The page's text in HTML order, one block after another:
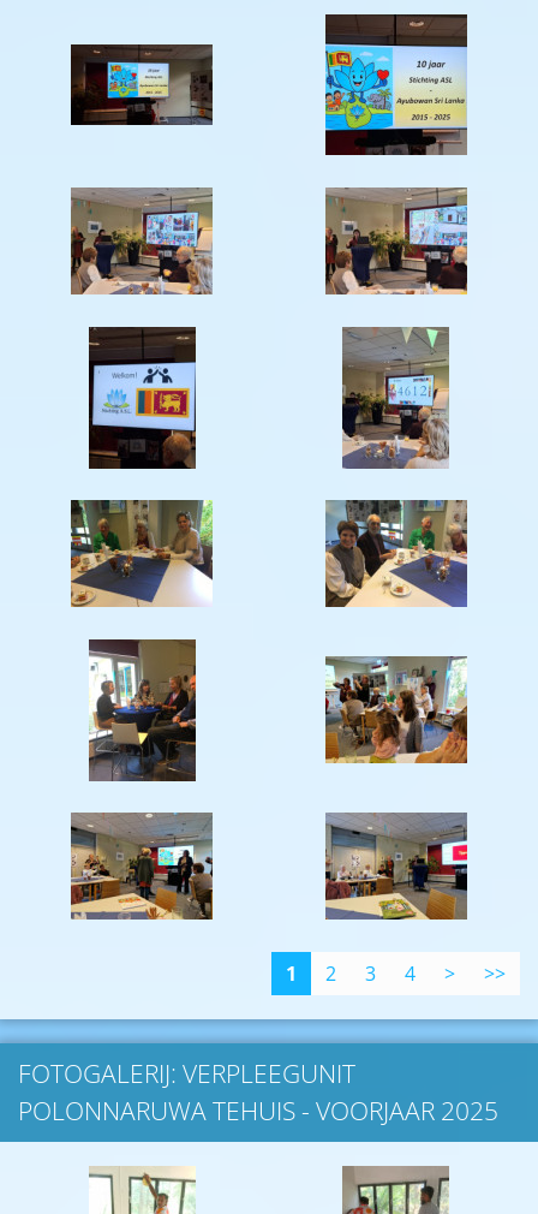
1 2 3 4 > >>
FOTOGALERIJ: VERPLEEGUNIT
POLONNARUWA TEHUIS - VOORJAAR 2025